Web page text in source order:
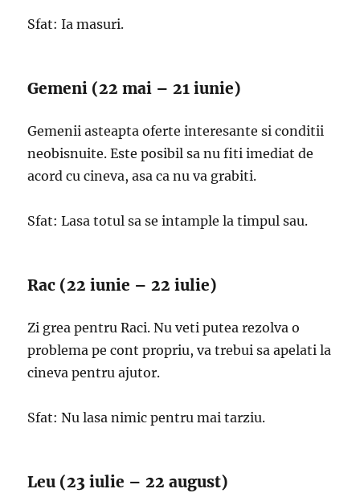
Sfat: Ia masuri.
Gemeni (22 mai – 21 iunie)
Gemenii asteapta oferte interesante si conditii
neobisnuite. Este posibil sa nu fiti imediat de
acord cu cineva, asa ca nu va grabiti.
Sfat: Lasa totul sa se intample la timpul sau.
Rac (22 iunie – 22 iulie)
Zi grea pentru Raci. Nu veti putea rezolva o
problema pe cont propriu, va trebui sa apelati la
cineva pentru ajutor.
Sfat: Nu lasa nimic pentru mai tarziu.
Leu (23 iulie – 22 august)